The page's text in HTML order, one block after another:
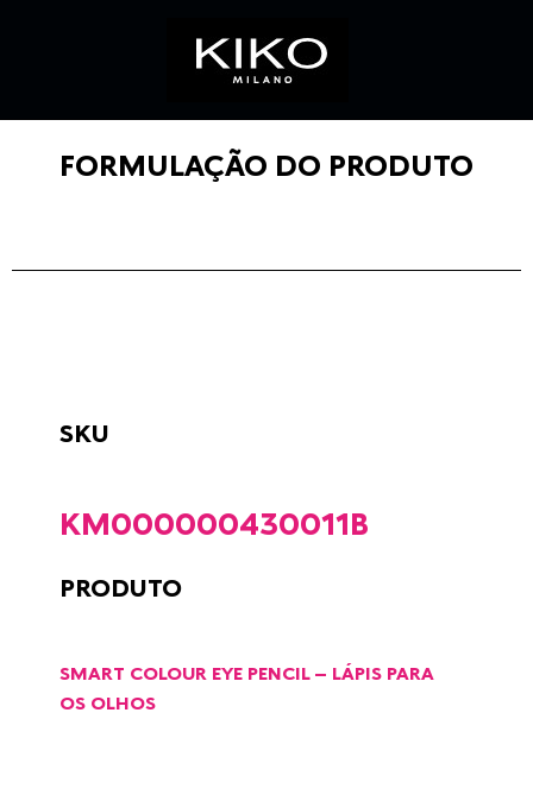
FORMULAÇÃO DO PRODUTO
SKU
KM000000430011B
PRODUTO
SMART COLOUR EYE PENCIL – LÁPIS PARA
OS OLHOS